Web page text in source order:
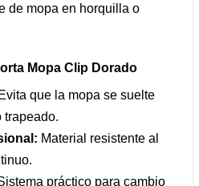
de mopa en horquilla o
Mopa Clip Dorado
Evita que la mopa se suelte
trapeado.
Material resistente al
práctico para cambio